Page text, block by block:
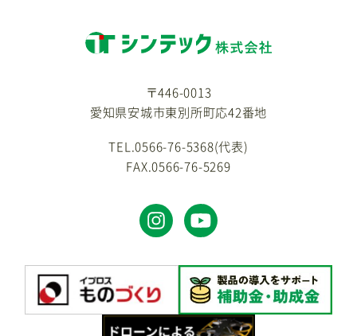
〒446-0013
愛知県安城市東別所町応42番地
TEL.0566-76-5368(代表)
FAX.0566-76-5269